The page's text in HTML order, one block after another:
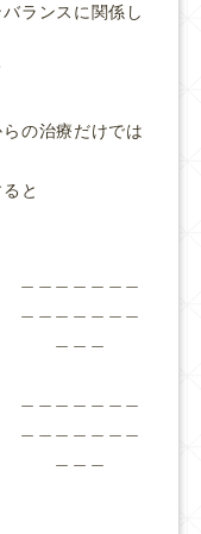
ランスに関係し
の治療だけでは
と